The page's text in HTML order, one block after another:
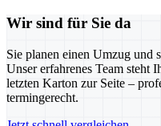
Wir sind für Sie da
Sie planen einen Umzug und
Unser erfahrenes Team steht
letzten Karton zur Seite –
termingerecht.